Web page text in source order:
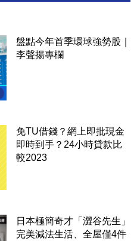
盤點今年首季環球強勢股｜
李聲揚專欄
免TU借錢？網上即批現金
即時到手？24小時貸款比
較2023
日本極簡奇才「澀谷先生」
完美減法生活、全屋僅4件